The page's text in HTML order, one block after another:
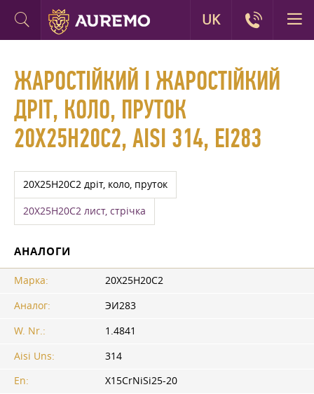
ЖАРОСТІЙКИЙ І ЖАРОСТІЙКИЙ
ДРІТ, КОЛО, ПРУТОК
20Х25Н20С2, AISI 314, ЕІ283
20Х25Н20С2 дріт, коло, пруток
20Х25Н20С2 лист, стрічка
АНАЛОГИ
Марка:
20Х25Н20С2
Аналог:
ЭИ283
W. Nr.:
1.4841
Aisi Uns:
314
En:
X15CrNiSi25-20
UK